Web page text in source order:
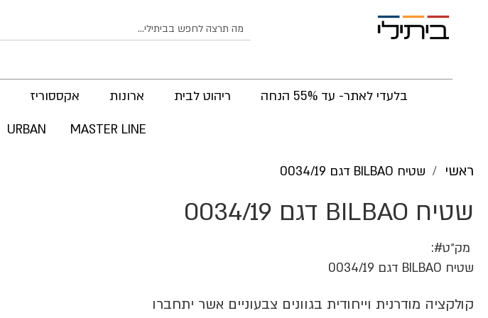
לחפש
בלעדי לאתר- עד 55% הנחה ריהוט לבית ארונות אקססוריז
MASTER LINE
URBAN
ראשי שטיח BILBAO דגם 0034/19
שטיח BILBAO דגם 0034/19
מק״ט
שטיח BILBAO דגם 0034/19
קולקציה מודרנית וייחודית בגוונים צבעוניים אשר יתחברו